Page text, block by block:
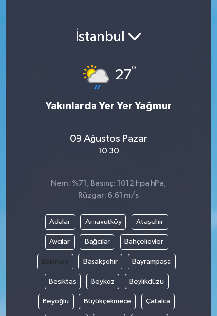
İstanbul
27°
Yakınlarda Yer Yer Yağmur
09 Ağustos Pazar
10:30
Nem: %71, Basınç: 1012 hpa hPa,
Rüzgar: 6.61 m/s
Adalar Arnavutköy Ataşehir
Avcılar Bağcılar Bahçelievler
Bakırköy Başakşehir Bayrampaşa
Beşiktaş Beykoz Beylikdüzü
Beyoğlu Büyükçekmece Çatalca